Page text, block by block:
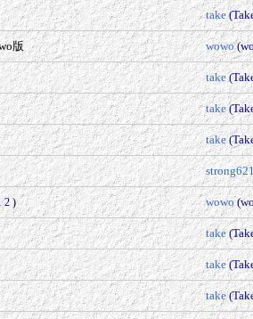
take
版 wowo
take
take
take
2) wowo
take
take
take